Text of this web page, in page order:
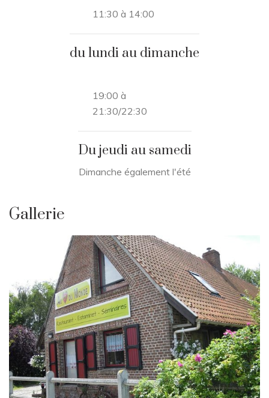
11:30 à 14:00
du lundi au dimanche
19:00 à
21:30/22:30
Du jeudi au samedi
Dimanche également l'été
Gallerie